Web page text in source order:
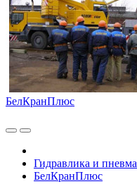
БелКранПлюс
Гидравлика и
БелКранПлюс